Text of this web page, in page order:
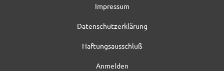
Impressum
Datenschutzerklärung
Haftungsausschluß
Anmelden